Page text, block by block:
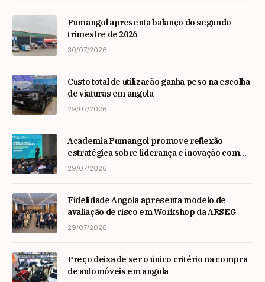
Pumangol apresenta balanço do segundo
trimestre de 2026
30/07/2026
Custo total de utilização ganha peso na escolha
de viaturas em angola
29/07/2026
Academia Pumangol promove reflexão
estratégica sobre liderança e inovação com
especialista internacional Nadim Habib
29/07/2026
Fidelidade Angola apresenta modelo de
avaliação de risco em Workshop da ARSEG
29/07/2026
Preço deixa de ser o único critério na compra
de automóveis em angola